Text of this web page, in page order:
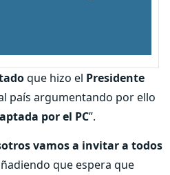
que hizo el Presidente
país argumentando por ello
por el PC”.
vamos a invitar a todos
que espera que